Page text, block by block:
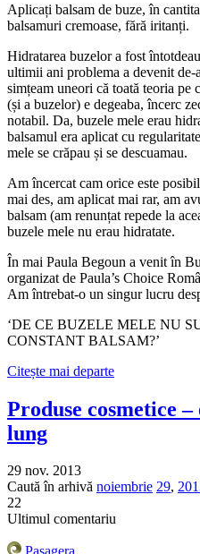
Aplicați balsam de buze, în
balsamuri cremoase, fără iritanți.
Hidratarea buzelor a fost
ultimii ani problema a devenit de-
simțeam uneori că toată teoria pe
(și a buzelor) e degeaba, încerc
notabil. Da, buzele mele erau
balsamul era aplicat cu
mele se crăpau și se descuamau.
Am încercat cam orice este
mai des, am aplicat mai rar, am
balsam (am renunțat repede la
buzele mele nu erau hidratate.
În mai Paula Begoun a venit în
organizat de Paula’s Choice
Am întrebat-o un singur lucru
‘DE CE BUZELE MELE NU
CONSTANT BALSAM?’
Citește mai departe
Produse cosmetice
lung
29 nov. 2013
Caută în arhivă noiembrie 29,
22
Ultimul comentariu